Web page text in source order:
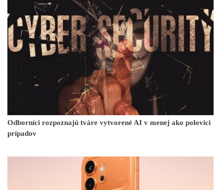
Odborníci rozpoznajú tváre vytvorené AI v menej ako polovici
prípadov